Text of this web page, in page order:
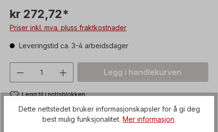
kr 272,72*
Priser inkl. mva. pluss fraktkostnader
Leveringstid ca. 3-4 arbeidsdager
Produktmengde: Skriv inn ønsket
Legg i handlekurven
Legg til i notisblokken
Produktnummer: CDS03
Artikkel + emballasje
Dette nettstedet bruker informasjonskapsler for å gi deg
best mulig funksjonalitet. Mer informasjon.